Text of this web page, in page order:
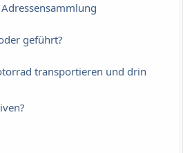
Adressensammlung
geführt?
transportieren und drin